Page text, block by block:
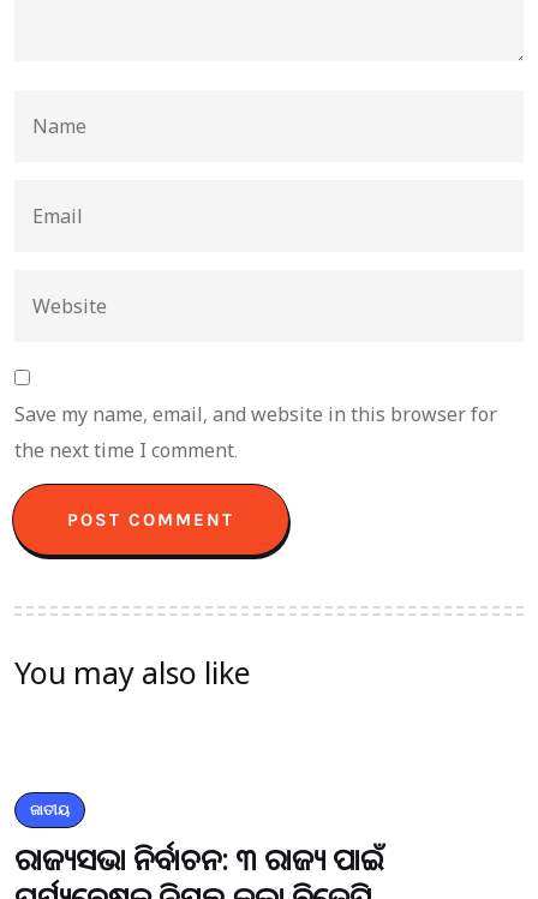
Save my name, email, and website in this browser for
the next time I comment.
You may also like
ଜାତୀୟ
ରାଜ୍ୟସଭା ନିର୍ବାଚନ: ୩ ରାଜ୍ୟ ପାଇଁ